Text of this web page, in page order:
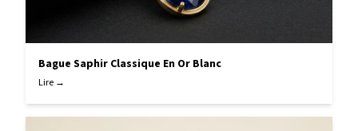
Bague Saphir Classique En Or Blanc
Lire →